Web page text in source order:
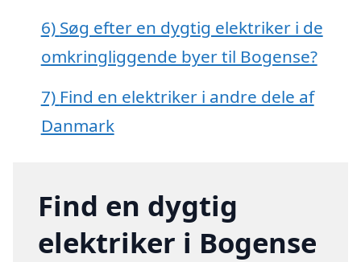
6) Søg efter en dygtig elektriker i de
omkringliggende byer til Bogense?
7) Find en elektriker i andre dele af
Danmark
Find en dygtig
elektriker i Bogense